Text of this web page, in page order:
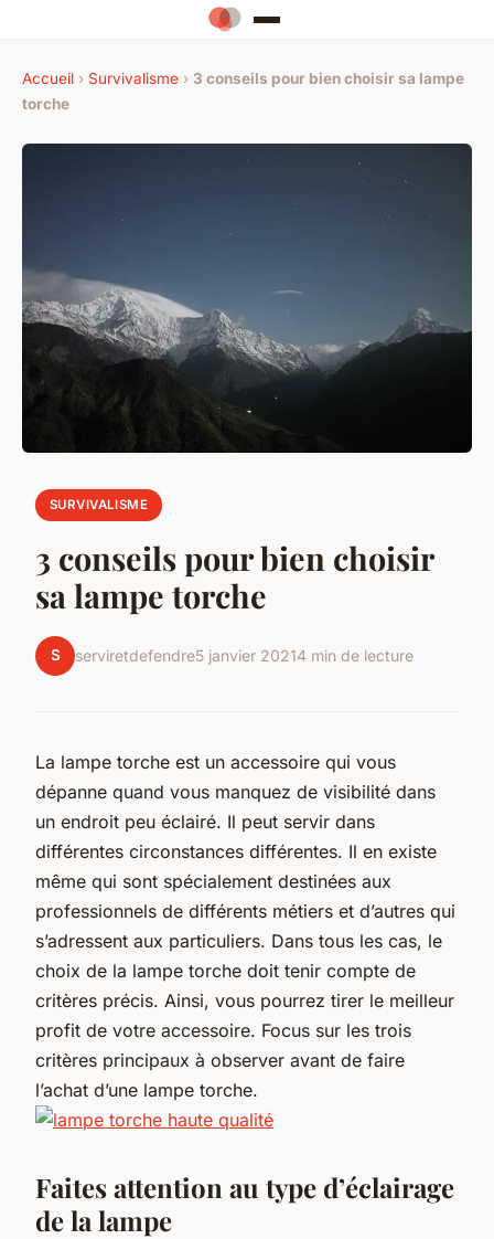
Accueil › Survivalisme › 3 conseils pour bien choisir sa lampe
torche
SURVIVALISME
3 conseils pour bien choisir
sa lampe torche
S serviretdefendre5 janvier 20214 min de lecture
La lampe torche est un accessoire qui vous
dépanne quand vous manquez de visibilité dans
un endroit peu éclairé. Il peut servir dans
différentes circonstances différentes. Il en existe
même qui sont spécialement destinées aux
professionnels de différents métiers et d’autres qui
s’adressent aux particuliers. Dans tous les cas, le
choix de la lampe torche doit tenir compte de
critères précis. Ainsi, vous pourrez tirer le meilleur
profit de votre accessoire. Focus sur les trois
critères principaux à observer avant de faire
l’achat d’une lampe torche.
Faites attention au type d’éclairage
de la lampe